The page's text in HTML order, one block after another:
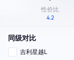
同级对比
吉利星越L